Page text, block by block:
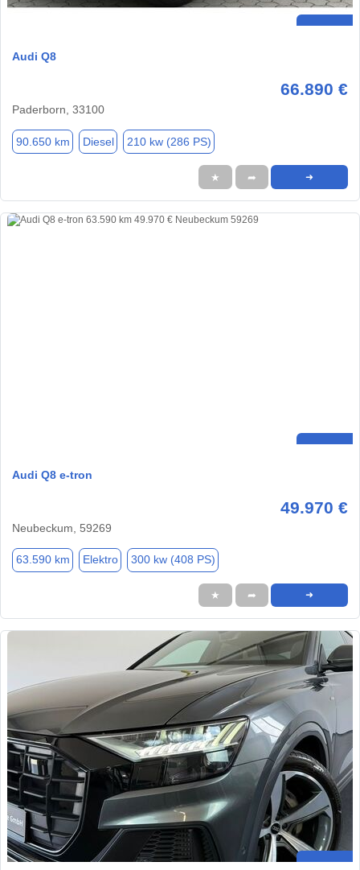
Audi Q8
66.890 €
Paderborn, 33100
90.650 km Diesel 210 kw (286 PS)
★ ➦ ➜
Audi Q8 e-tron
49.970 €
Neubeckum, 59269
63.590 km Elektro 300 kw (408 PS)
★ ➦ ➜